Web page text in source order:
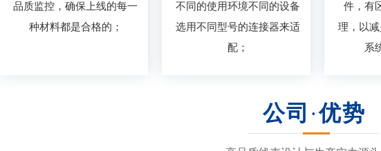
品质监控，确保上线的每一
种材料都是合格的；
不同的使用环境不同的设备
选用不同型号的连接器来适
配；
件，有
理，以
系
公司 ·优势